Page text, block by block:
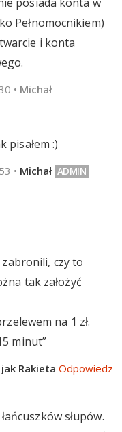
Pełnomocnikiem)
i konta
• Michał
pisałem :)
• Michał
zabronili, czy to
tak założyć
na 1 zł.
minut”
jak Rakieta Odpowiedz
słupów.